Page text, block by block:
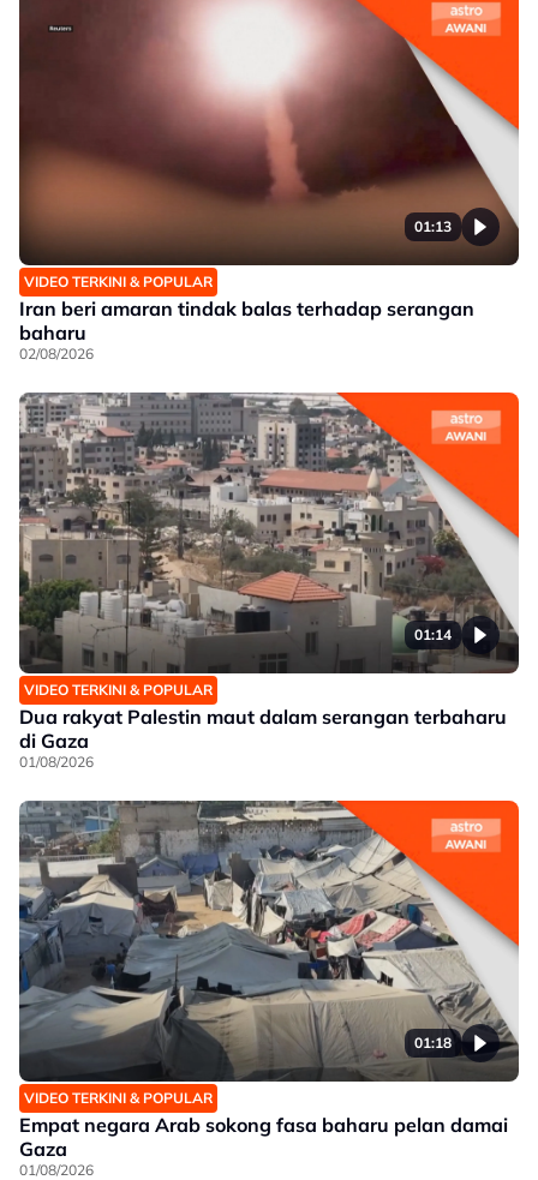
01:13
VIDEO TERKINI & POPULAR
Iran beri amaran tindak balas terhadap serangan
baharu
02/08/2026
01:14
VIDEO TERKINI & POPULAR
Dua rakyat Palestin maut dalam serangan terbaharu
di Gaza
01/08/2026
01:18
VIDEO TERKINI & POPULAR
Empat negara Arab sokong fasa baharu pelan damai
Gaza
01/08/2026